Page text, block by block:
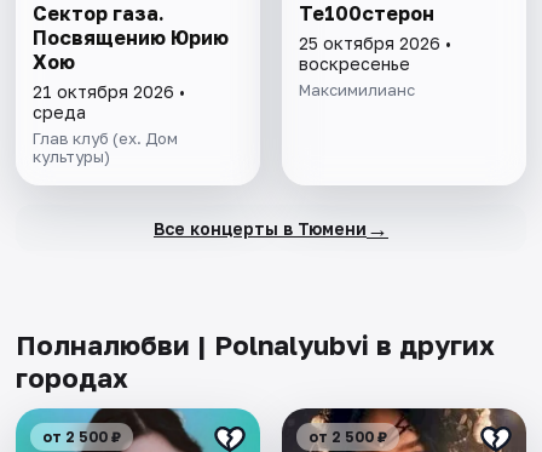
Сектор газа.
Посвящению Юрию
Хою
21 октября 2026 •
среда
Глав клуб (ex. Дом
культуры)
Те100стерон
25 октября 2026 •
воскресенье
Максимилианс
Все концерты в Тюмени →
Полналюбви | Polnalyubvi в других
городах
от 2 500 ₽ от 2 500 ₽